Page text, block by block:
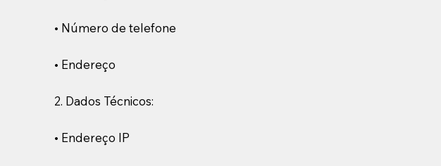
• Número de telefone
• Endereço
2. Dados Técnicos:
• Endereço IP